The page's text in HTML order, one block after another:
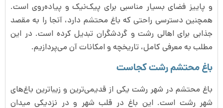
و پاییز فضای بسیار مناسبی برای پیک‌نیک و پیاده‌روی است.
همچنین دسترسی راحتی که باغ محتشم دارد، آنجا را به مقصد
جذابی برای اهالی رشت و گردشگران تبدیل کرده است. در این
مطلب به معرفی کامل، تاریخچه و امکانات آن می‌پردازیم.
باغ محتشم رشت کجاست
باغ محتشم در شهر رشت یکی از قدیمی‌ترین و زیباترین باغ‌های
شهر رشت است. این باغ در قلب شهر و در نزدیکی میدان